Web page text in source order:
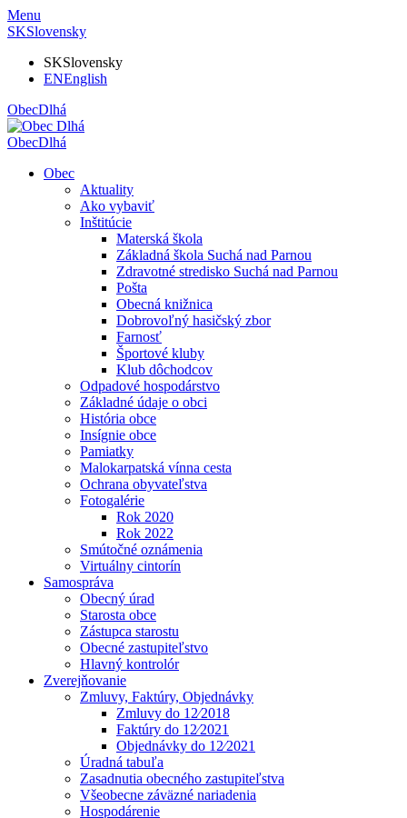
Menu
SKSlovensky
SKSlovensky
ENEnglish
ObecDlhá
ObecDlhá
Obec
Aktuality
Ako vybaviť
Inštitúcie
Materská škola
Základná škola Suchá nad Parnou
Zdravotné stredisko Suchá nad Parnou
Pošta
Obecná knižnica
Dobrovoľný hasičský zbor
Farnosť
Športové kluby
Klub dôchodcov
Odpadové hospodárstvo
Základné údaje o obci
História obce
Insígnie obce
Pamiatky
Malokarpatská vínna cesta
Ochrana obyvateľstva
Fotogalérie
Rok 2020
Rok 2022
Smútočné oznámenia
Virtuálny cintorín
Samospráva
Obecný úrad
Starosta obce
Zástupca starostu
Obecné zastupiteľstvo
Hlavný kontrolór
Zverejňovanie
Zmluvy, Faktúry, Objednávky
Zmluvy do 12⁄2018
Faktúry do 12⁄2021
Objednávky do 12⁄2021
Úradná tabuľa
Zasadnutia obecného zastupiteľstva
Všeobecne záväzné nariadenia
Hospodárenie